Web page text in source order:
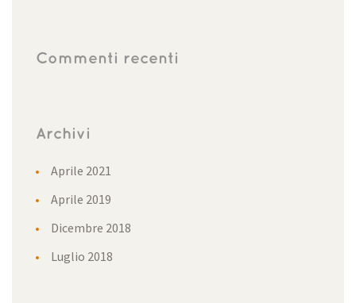
Commenti recenti
Archivi
Aprile 2021
Aprile 2019
Dicembre 2018
Luglio 2018